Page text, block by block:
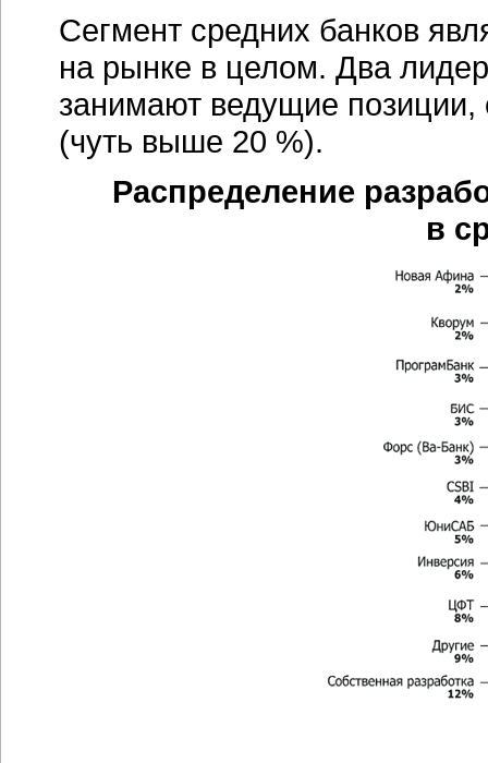
Сегмент средних банков
на рынке в целом. Два
занимают ведущие позиции,
(чуть выше 20 %).
Распределение
в